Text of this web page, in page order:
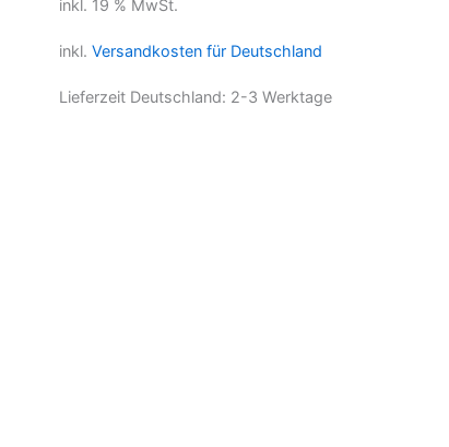
inkl. 19 % MwSt.
inkl. Versandkosten für Deutschland
Lieferzeit Deutschland: 2-3 Werktage